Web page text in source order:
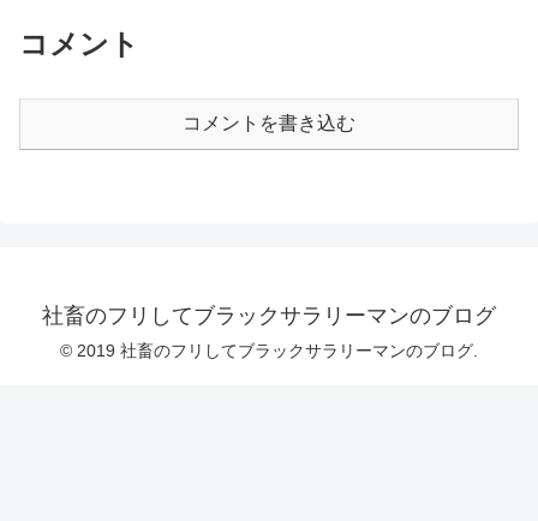
コメント
コメントを書き込む
社畜のフリしてブラックサラリーマンのブログ
© 2019 社畜のフリしてブラックサラリーマンのブログ.